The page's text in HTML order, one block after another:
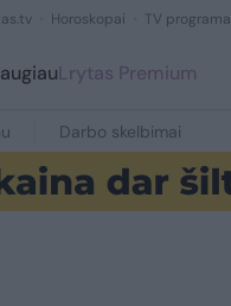
Horoskopai TV programa
Lrytas Premium
Darbo skelbimai